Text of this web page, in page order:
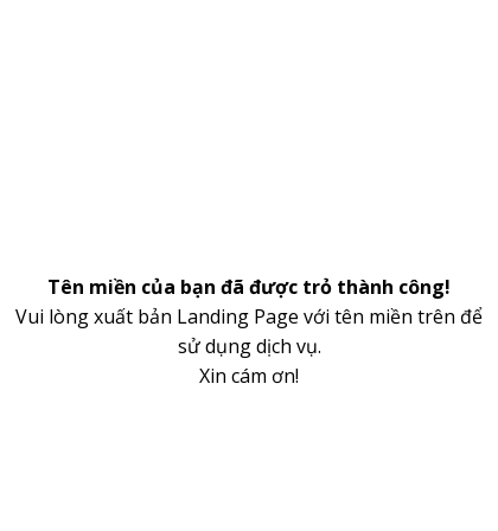
Tên miền của bạn đã được trỏ thành công!
Vui lòng xuất bản Landing Page với tên miền trên để
sử dụng dịch vụ.
Xin cám ơn!